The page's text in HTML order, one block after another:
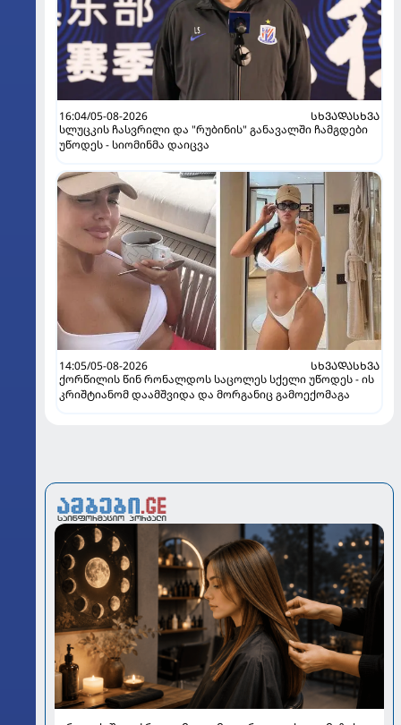
16:04/05-08-2026
ᲡᲮᲕᲐᲓᲐᲡᲮᲕᲐ
სლუცკის ჩასვრილი და "რუბინის" განავალში ჩამგდები
უწოდეს - სიომინმა დაიცვა
14:05/05-08-2026
ᲡᲮᲕᲐᲓᲐᲡᲮᲕᲐ
ქორწილის წინ რონალდოს საცოლეს სქელი უწოდეს - ის
კრიშტიანომ დაამშვიდა და მორგანიც გამოექომაგა